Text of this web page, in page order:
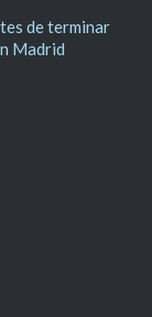
de terminar
Madrid